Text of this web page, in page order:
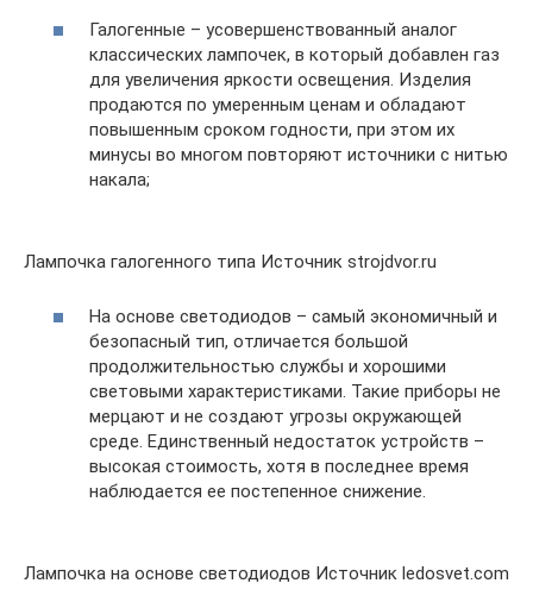
Галогенные – усовершенствованный аналог
классических лампочек, в который добавлен газ
для увеличения яркости освещения. Изделия
продаются по умеренным ценам и обладают
повышенным сроком годности, при этом их
минусы во многом повторяют источники с нитью
накала;
Лампочка галогенного типа Источник strojdvor.ru
На основе светодиодов – самый экономичный и
безопасный тип, отличается большой
продолжительностью службы и хорошими
световыми характеристиками. Такие приборы не
мерцают и не создают угрозы окружающей
среде. Единственный недостаток устройств –
высокая стоимость, хотя в последнее время
наблюдается ее постепенное снижение.
Лампочка на основе светодиодов Источник ledosvet.com